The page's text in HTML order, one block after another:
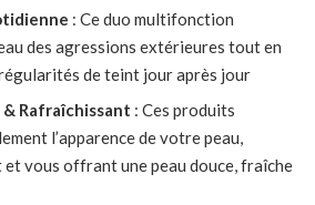
: Ce duo multifonction
des agressions extérieures tout en
de teint jour après jour
Rafraîchissant : Ces produits
l’apparence de votre peau,
vous offrant une peau douce, fraîche